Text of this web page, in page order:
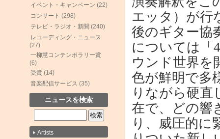
イベント・キャンペーン (22)
コンサート (298)
テレビ・ラジオ・新聞 (240)
レコーディング・ニュース
(27)
一柳慧コンテンポラリー賞
(6)
受賞 (14)
音楽配信サービス (35)
ニュースを検索
Artists
エッタ）が行
後のギター協
については「
ウンド世界を
色が鮮明で多
りながら硬直
在で、どの響
り、威圧的に